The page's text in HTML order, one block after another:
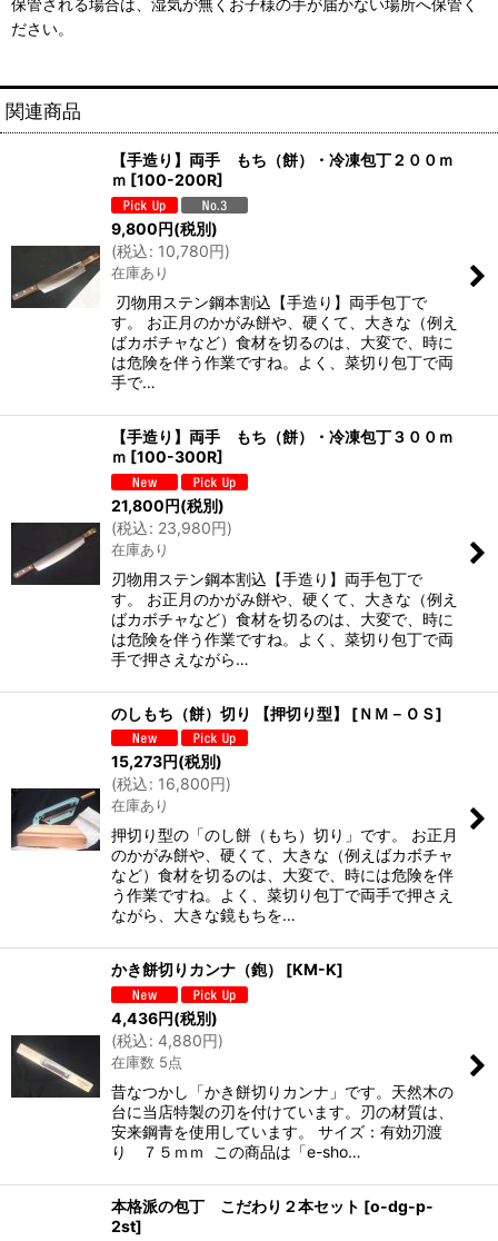
保管される場合は、湿気が無くお子様の手が届かない場所へ保管く
ださい。
関連商品
【手造り】両手 もち（餅）・冷凍包丁２００ｍ
ｍ [100-200R]
9,800円(税別)
(税込: 10,780円)
在庫あり
刃物用ステン鋼本割込【手造り】両手包丁で
す。 お正月のかがみ餅や、硬くて、大きな（例え
ばカボチャなど）食材を切るのは、大変で、時に
は危険を伴う作業ですね。よく、菜切り包丁で両
手で…
【手造り】両手 もち（餅）・冷凍包丁３００ｍ
ｍ [100-300R]
21,800円(税別)
(税込: 23,980円)
在庫あり
刃物用ステン鋼本割込【手造り】両手包丁で
す。 お正月のかがみ餅や、硬くて、大きな（例え
ばカボチャなど）食材を切るのは、大変で、時に
は危険を伴う作業ですね。よく、菜切り包丁で両
手で押さえながら…
のしもち（餅）切り 【押切り型】 [ＮＭ－ＯＳ]
15,273円(税別)
(税込: 16,800円)
在庫あり
押切り型の「のし餅（もち）切り」です。 お正月
のかがみ餅や、硬くて、大きな（例えばカボチャ
など）食材を切るのは、大変で、時には危険を伴
う作業ですね。よく、菜切り包丁で両手で押さえ
ながら、大きな鏡もちを…
かき餅切りカンナ（鉋） [KM-K]
4,436円(税別)
(税込: 4,880円)
在庫数 5点
昔なつかし「かき餅切りカンナ」です。天然木の
台に当店特製の刃を付けています。刃の材質は、
安来鋼青を使用しています。 サイズ：有効刃渡
り ７５ｍｍ この商品は「e-sho…
本格派の包丁 こだわり２本セット [o-dg-p-
2st]